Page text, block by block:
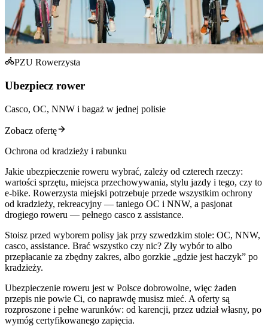
PZU Rowerzysta
Ubezpiecz rower
Casco, OC, NNW i bagaż w jednej polisie
Zobacz ofertę
Ochrona od kradzieży i rabunku
Jakie ubezpieczenie roweru wybrać, zależy od czterech rzeczy:
wartości sprzętu, miejsca przechowywania, stylu jazdy i tego, czy to
e-bike. Rowerzysta miejski potrzebuje przede wszystkim ochrony
od kradzieży, rekreacyjny — taniego OC i NNW, a pasjonat
drogiego roweru — pełnego casco z assistance.
Stoisz przed wyborem polisy jak przy szwedzkim stole: OC, NNW,
casco, assistance. Brać wszystko czy nic? Zły wybór to albo
przepłacanie za zbędny zakres, albo gorzkie „gdzie jest haczyk” po
kradzieży.
Ubezpieczenie roweru jest w Polsce dobrowolne, więc żaden
przepis nie powie Ci, co naprawdę musisz mieć. A oferty są
rozproszone i pełne warunków: od karencji, przez udział własny, po
wymóg certyfikowanego zapięcia.